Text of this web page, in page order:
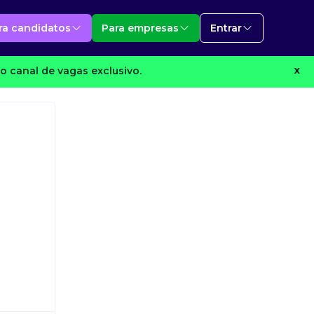
candidatos Para empresas Entrar
canal de vagas exclusivo. X